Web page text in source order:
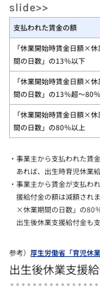
支払われた賃金の額
「休業開始時賃金日額×休
間の日数」の13％以下
「休業開始時賃金日額×休
間の日数」の13％超～80
「休業開始時賃金日額×休
間の日数」の80％以上
事業主から支払われた賃
あれば、出生時育児休業
事業主から賃金が支払わ
援給付金の額は減額され
×休業期間の日数」の80
出生後休業支援給付金も
参考）厚生労働省「育児休
出生後休業支援